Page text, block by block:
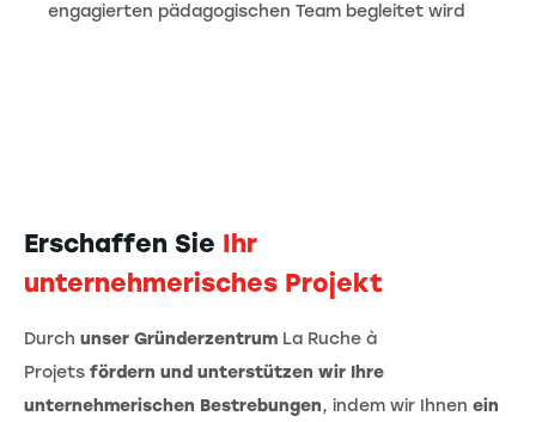
engagierten pädagogischen Team begleitet wird
Erschaffen Sie Ihr
unternehmerisches Projekt
Durch unser Gründerzentrum La Ruche à
Projets fördern und unterstützen wir Ihre
unternehmerischen Bestrebungen, indem wir Ihnen ein